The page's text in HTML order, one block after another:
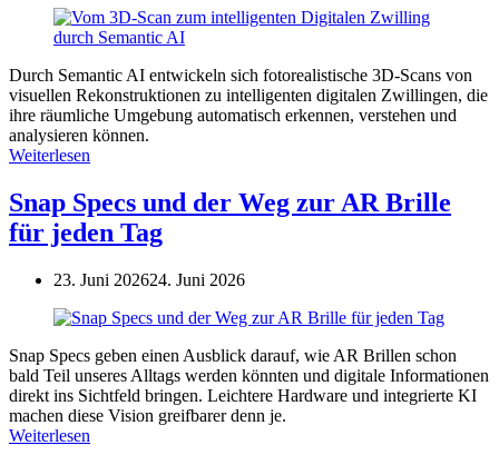
Durch Semantic AI entwickeln sich fotorealistische 3D-Scans von
visuellen Rekonstruktionen zu intelligenten digitalen Zwillingen, die
ihre räumliche Umgebung automatisch erkennen, verstehen und
analysieren können.
Weiterlesen
Snap Specs und der Weg zur AR Brille
für jeden Tag
23. Juni 202624. Juni 2026
Snap Specs geben einen Ausblick darauf, wie AR Brillen schon
bald Teil unseres Alltags werden könnten und digitale Informationen
direkt ins Sichtfeld bringen. Leichtere Hardware und integrierte KI
machen diese Vision greifbarer denn je.
Weiterlesen